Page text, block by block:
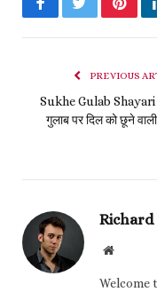
FacebookTwitter
PREVIOUS
Sukhe Gulab
गुलाब पर दिल को छूने
Richard
Website
Welcome